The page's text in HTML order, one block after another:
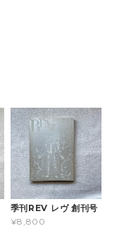
季刊REV レヴ 創刊号
¥8,800